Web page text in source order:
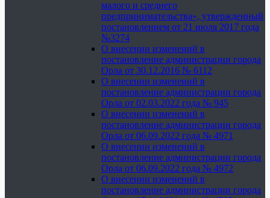
малого и среднего
предпринимательства», утвержденный
постановлением от 21 июля 2017 года
№3274
О внесении изменений в
постановление администрации города
Орла от 30.12.2016 № 6112
О внесении изменений в
постановление администрации города
Орла от 02.03.2022 года № 945
О внесении изменений в
постановление администрации города
Орла от 06.09.2022 года № 4971
О внесении изменений в
постановление администрации города
Орла от 06.09.2022 года № 4972
О внесении изменений в
постановление администрации города